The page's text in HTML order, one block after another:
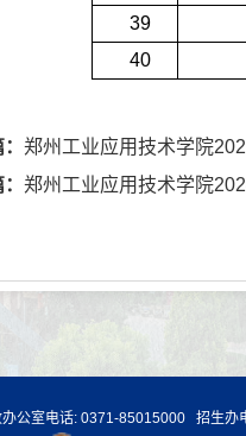
39
40
郑州工业应用技术学院
郑州工业应用技术学院
公室电话: 0371-85015000 招生